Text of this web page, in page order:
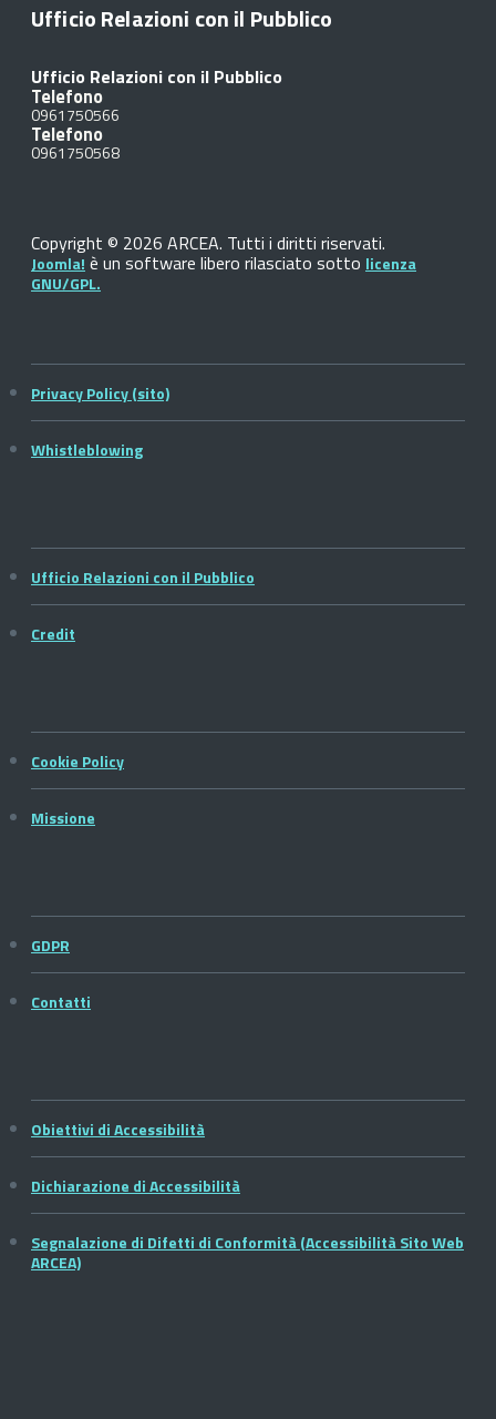
Ufficio Relazioni con il Pubblico
Ufficio Relazioni con il Pubblico
Telefono
0961750566
Telefono
0961750568
Copyright © 2026 ARCEA. Tutti i diritti riservati.
Joomla! è un software libero rilasciato sotto licenza
GNU/GPL.
Privacy Policy (sito)
Whistleblowing
Ufficio Relazioni con il Pubblico
Credit
Cookie Policy
Missione
GDPR
Contatti
Obiettivi di Accessibilità
Dichiarazione di Accessibilità
Segnalazione di Difetti di Conformità (Accessibilità Sito Web
ARCEA)